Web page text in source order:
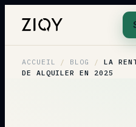
ACCUEIL / BLOG /
LA
DE ALQUILER EN 2025